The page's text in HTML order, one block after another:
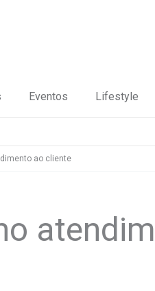
Eventos Lifestyle
ao cliente